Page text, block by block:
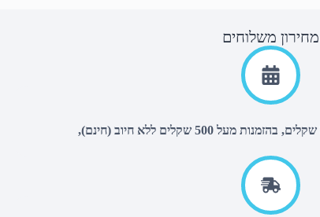
מחירון משלוחים